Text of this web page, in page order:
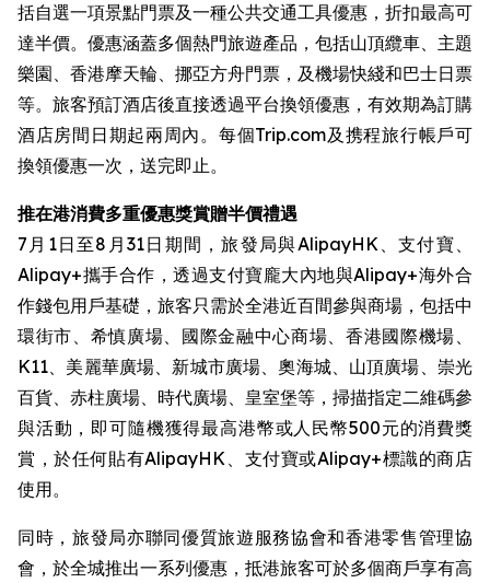
括自選一項景點門票及一種公共交通工具優惠，折扣最高可
達半價。優惠涵蓋多個熱門旅遊產品，包括山頂纜車、主題
樂園、香港摩天輪、挪亞方舟門票，及機場快綫和巴士日票
等。旅客預訂酒店後直接透過平台換領優惠，有效期為訂購
酒店房間日期起兩周內。每個Trip.com及携程旅行帳戶可
換領優惠一次，送完即止。
推在港消費多重優惠獎賞贈半價禮遇
7月1日至8月31日期間，旅發局與AlipayHK、支付寶、
Alipay+攜手合作，透過支付寶龐大內地與Alipay+海外合
作錢包用戶基礎，旅客只需於全港近百間參與商場，包括中
環街市、希慎廣場、國際金融中心商場、香港國際機場、
K11、美麗華廣場、新城市廣場、奧海城、山頂廣場、崇光
百貨、赤柱廣場、時代廣場、皇室堡等，掃描指定二維碼參
與活動，即可隨機獲得最高港幣或人民幣500元的消費獎
賞，於任何貼有AlipayHK、支付寶或Alipay+標識的商店
使用。
同時，旅發局亦聯同優質旅遊服務協會和香港零售管理協
會，於全城推出一系列優惠，抵港旅客可於多個商戶享有高